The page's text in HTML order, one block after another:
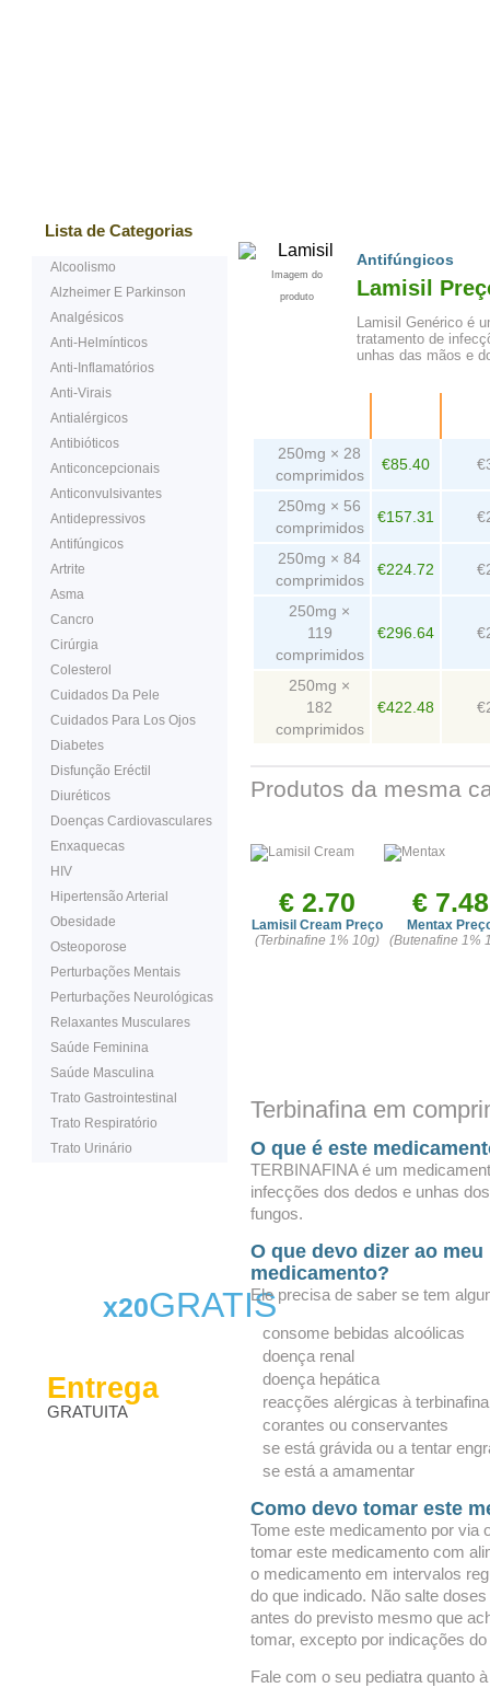
Lista de Categorias
Alcoolismo
Alzheimer E Parkinson
Analgésicos
Anti-Helmínticos
Anti-Inflamatórios
Anti-Virais
Antialérgicos
Antibióticos
Anticoncepcionais
Anticonvulsivantes
Antidepressivos
Antifúngicos
Artrite
Asma
Cancro
Cirúrgia
Colesterol
Cuidados Da Pele
Cuidados Para Los Ojos
Diabetes
Disfunção Eréctil
Diuréticos
Doenças Cardiovasculares
Enxaquecas
HIV
Hipertensão Arterial
Obesidade
Osteoporose
Perturbações Mentais
Perturbações Neurológicas
Relaxantes Musculares
Saúde Feminina
Saúde Masculina
Trato Gastrointestinal
Trato Respiratório
Trato Urinário
x20GRATIS
Entrega
GRATUITA
Imagem do
produto
Antifúngicos
Lamisil
Lamisil Genérico é
tratamento de
unhas das mãos e
250mg × 28
comprimidos
€85.40
250mg × 56
comprimidos
€157.31
250mg × 84
comprimidos
€224.72
250mg ×
119
comprimidos
€296.64
250mg ×
182
comprimidos
€422.48
Produtos da mesma
€ 2.70
Lamisil Cream Preço
(Terbinafine 1% 10g)
€ 7.48
Mentax
(Butenafine 1%
Terbinafina em
O que é este
TERBINAFINA é um
infecções dos dedos e unhas
fungos.
O que devo dizer ao
medicamento?
Ele precisa de saber se tem
consome bebidas alcoólicas
doença renal
doença hepática
reacções alérgicas à
corantes ou conservantes
se está grávida ou a tentar
se está a amamentar
Como devo tomar este
Tome este medicamento por via
tomar este medicamento com
o medicamento em intervalos
do que indicado. Não salte
antes do previsto mesmo que
tomar, excepto por indicações
Fale com o seu pediatra quanto